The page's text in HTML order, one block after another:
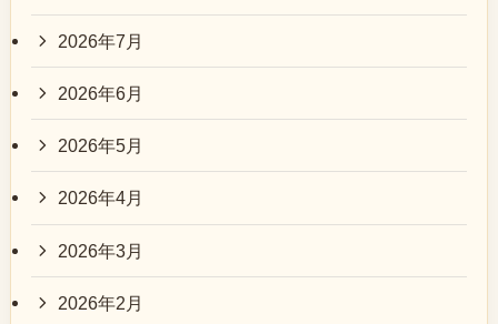
2026年7月
2026年6月
2026年5月
2026年4月
2026年3月
2026年2月